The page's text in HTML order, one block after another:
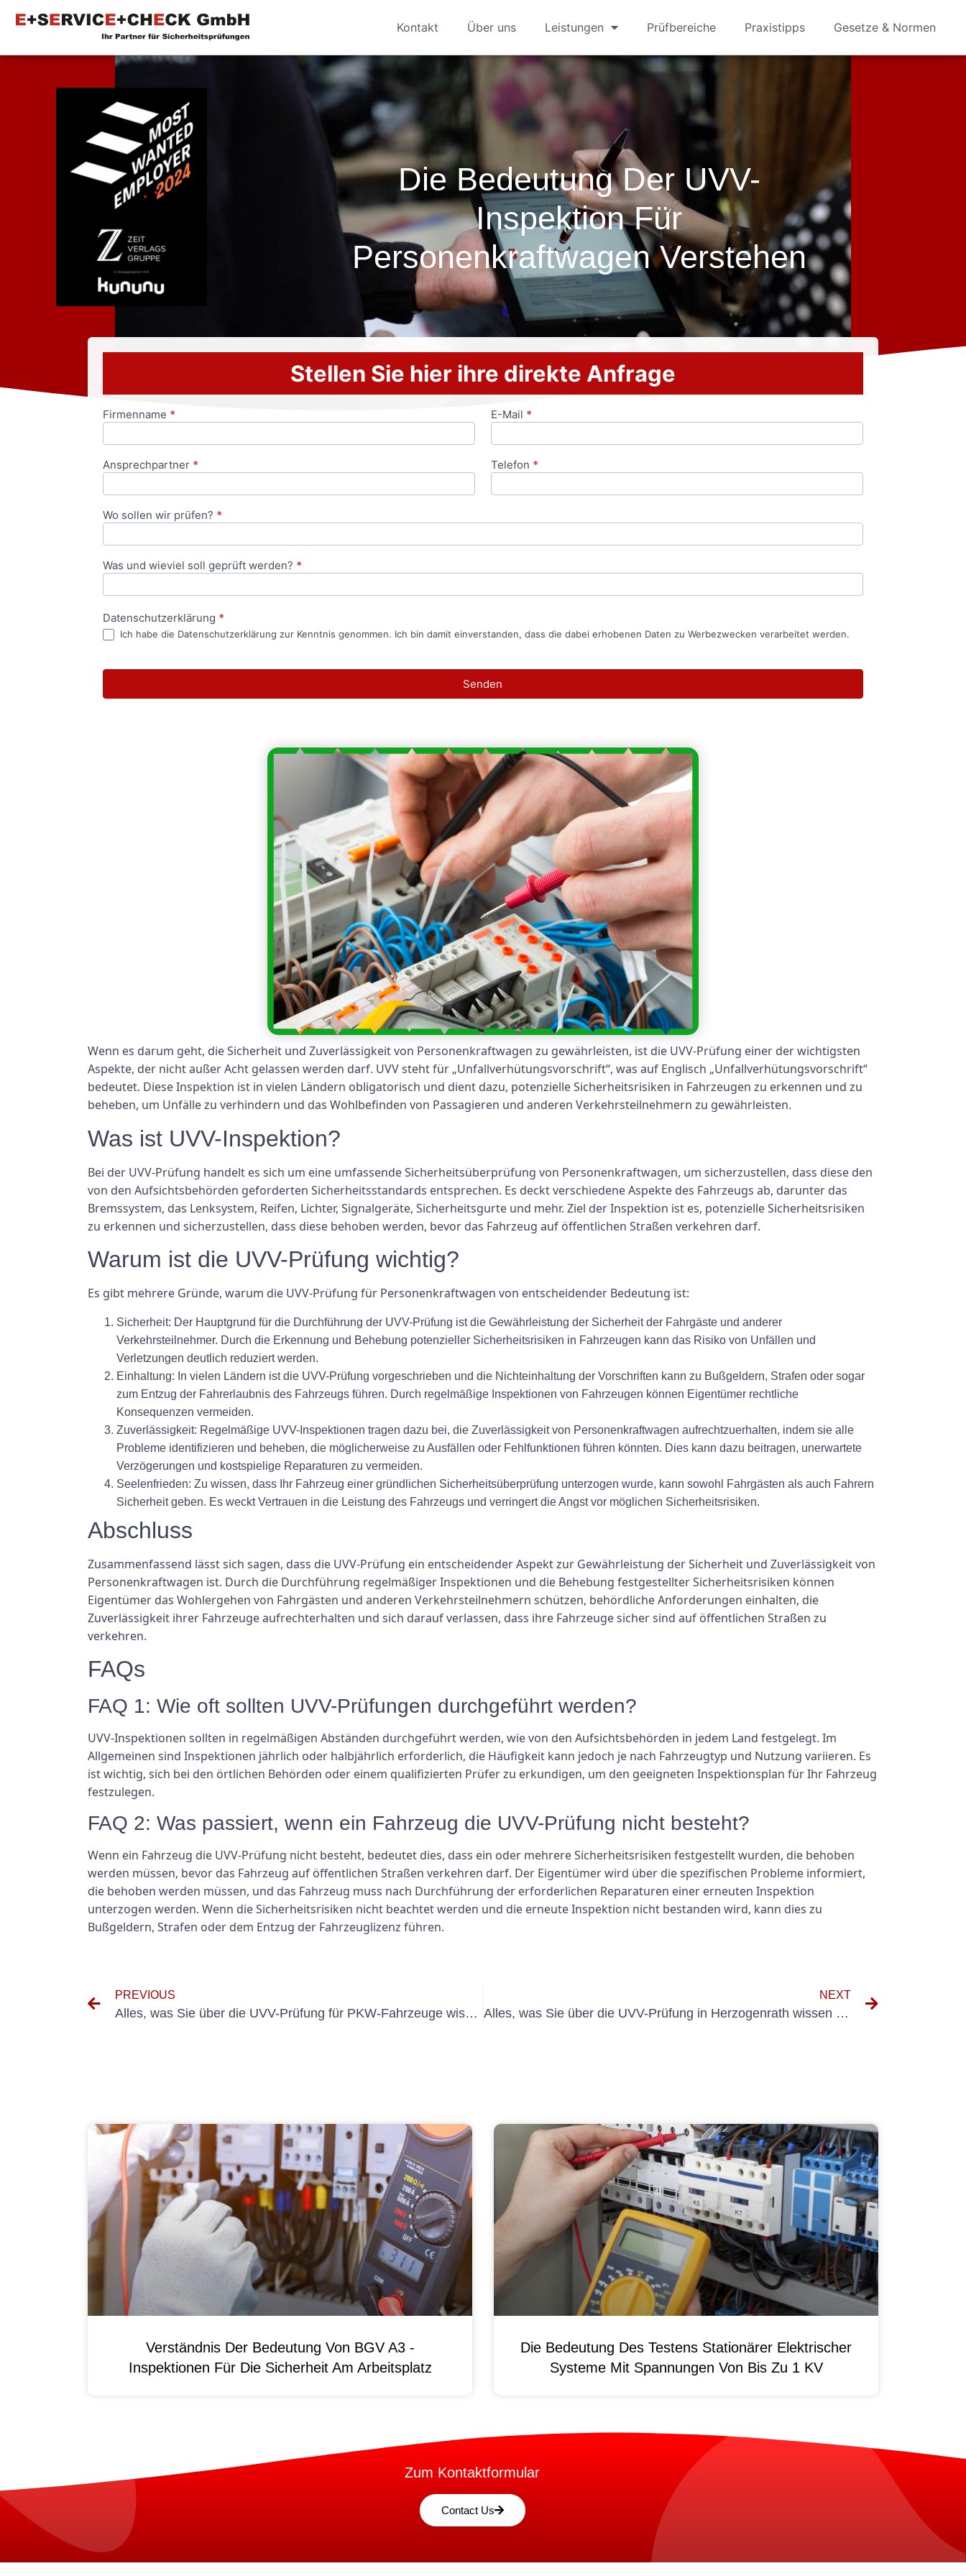
Kontakt Über uns Leistungen Prüfbereiche Praxistipps Gesetze & Normen
Die Bedeutung Der UVV-
Inspektion Für
Personenkraftwagen Verstehen
Stellen Sie hier ihre direkte Anfrage
Anfrageformular
Firmenname * E-Mail *
Ansprechpartner * Telefon *
Wo sollen wir prüfen? *
Was und wieviel soll geprüft werden? *
Datenschutzerklärung *
Ich habe die Datenschutzerklärung zur Kenntnis genommen. Ich bin damit einverstanden, dass die dabei erhobenen Daten zu Werbezwecken verarbeitet werden.
Senden
Wenn es darum geht, die Sicherheit und Zuverlässigkeit von Personenkraftwagen zu gewährleisten, ist die UVV-Prüfung einer der wichtigsten
Aspekte, der nicht außer Acht gelassen werden darf. UVV steht für „Unfallverhütungsvorschrift“, was auf Englisch „Unfallverhütungsvorschrift“
bedeutet. Diese Inspektion ist in vielen Ländern obligatorisch und dient dazu, potenzielle Sicherheitsrisiken in Fahrzeugen zu erkennen und zu
beheben, um Unfälle zu verhindern und das Wohlbefinden von Passagieren und anderen Verkehrsteilnehmern zu gewährleisten.
Was ist UVV-Inspektion?
Bei der UVV-Prüfung handelt es sich um eine umfassende Sicherheitsüberprüfung von Personenkraftwagen, um sicherzustellen, dass diese den
von den Aufsichtsbehörden geforderten Sicherheitsstandards entsprechen. Es deckt verschiedene Aspekte des Fahrzeugs ab, darunter das
Bremssystem, das Lenksystem, Reifen, Lichter, Signalgeräte, Sicherheitsgurte und mehr. Ziel der Inspektion ist es, potenzielle Sicherheitsrisiken
zu erkennen und sicherzustellen, dass diese behoben werden, bevor das Fahrzeug auf öffentlichen Straßen verkehren darf.
Warum ist die UVV-Prüfung wichtig?
Es gibt mehrere Gründe, warum die UVV-Prüfung für Personenkraftwagen von entscheidender Bedeutung ist:
Sicherheit: Der Hauptgrund für die Durchführung der UVV-Prüfung ist die Gewährleistung der Sicherheit der Fahrgäste und anderer
Verkehrsteilnehmer. Durch die Erkennung und Behebung potenzieller Sicherheitsrisiken in Fahrzeugen kann das Risiko von Unfällen und
Verletzungen deutlich reduziert werden.
Einhaltung: In vielen Ländern ist die UVV-Prüfung vorgeschrieben und die Nichteinhaltung der Vorschriften kann zu Bußgeldern, Strafen oder sogar
zum Entzug der Fahrerlaubnis des Fahrzeugs führen. Durch regelmäßige Inspektionen von Fahrzeugen können Eigentümer rechtliche
Konsequenzen vermeiden.
Zuverlässigkeit: Regelmäßige UVV-Inspektionen tragen dazu bei, die Zuverlässigkeit von Personenkraftwagen aufrechtzuerhalten, indem sie alle
Probleme identifizieren und beheben, die möglicherweise zu Ausfällen oder Fehlfunktionen führen könnten. Dies kann dazu beitragen, unerwartete
Verzögerungen und kostspielige Reparaturen zu vermeiden.
Seelenfrieden: Zu wissen, dass Ihr Fahrzeug einer gründlichen Sicherheitsüberprüfung unterzogen wurde, kann sowohl Fahrgästen als auch Fahrern
Sicherheit geben. Es weckt Vertrauen in die Leistung des Fahrzeugs und verringert die Angst vor möglichen Sicherheitsrisiken.
Abschluss
Zusammenfassend lässt sich sagen, dass die UVV-Prüfung ein entscheidender Aspekt zur Gewährleistung der Sicherheit und Zuverlässigkeit von
Personenkraftwagen ist. Durch die Durchführung regelmäßiger Inspektionen und die Behebung festgestellter Sicherheitsrisiken können
Eigentümer das Wohlergehen von Fahrgästen und anderen Verkehrsteilnehmern schützen, behördliche Anforderungen einhalten, die
Zuverlässigkeit ihrer Fahrzeuge aufrechterhalten und sich darauf verlassen, dass ihre Fahrzeuge sicher sind auf öffentlichen Straßen zu
verkehren.
FAQs
FAQ 1: Wie oft sollten UVV-Prüfungen durchgeführt werden?
UVV-Inspektionen sollten in regelmäßigen Abständen durchgeführt werden, wie von den Aufsichtsbehörden in jedem Land festgelegt. Im
Allgemeinen sind Inspektionen jährlich oder halbjährlich erforderlich, die Häufigkeit kann jedoch je nach Fahrzeugtyp und Nutzung variieren. Es
ist wichtig, sich bei den örtlichen Behörden oder einem qualifizierten Prüfer zu erkundigen, um den geeigneten Inspektionsplan für Ihr Fahrzeug
festzulegen.
FAQ 2: Was passiert, wenn ein Fahrzeug die UVV-Prüfung nicht besteht?
Wenn ein Fahrzeug die UVV-Prüfung nicht besteht, bedeutet dies, dass ein oder mehrere Sicherheitsrisiken festgestellt wurden, die behoben
werden müssen, bevor das Fahrzeug auf öffentlichen Straßen verkehren darf. Der Eigentümer wird über die spezifischen Probleme informiert,
die behoben werden müssen, und das Fahrzeug muss nach Durchführung der erforderlichen Reparaturen einer erneuten Inspektion
unterzogen werden. Wenn die Sicherheitsrisiken nicht beachtet werden und die erneute Inspektion nicht bestanden wird, kann dies zu
Bußgeldern, Strafen oder dem Entzug der Fahrzeuglizenz führen.
PREVIOUS
Alles, was Sie über die UVV-Prüfung für PKW-Fahrzeuge wissen müssen
NEXT
Alles, was Sie über die UVV-Prüfung in Herzogenrath wissen müssen
Verständnis Der Bedeutung Von BGV A3 -
Inspektionen Für Die Sicherheit Am Arbeitsplatz
Die Bedeutung Des Testens Stationärer Elektrischer
Systeme Mit Spannungen Von Bis Zu 1 KV
Zum Kontaktformular
Contact Us